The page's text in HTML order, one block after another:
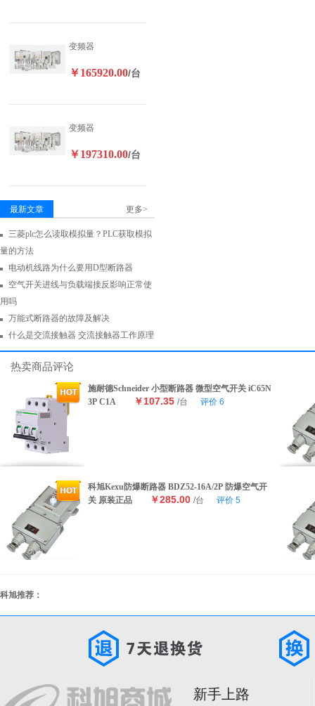
变频器
￥165920.00/台
变频器
￥197310.00/台
最新文章 更多>
三菱plc怎么读取模拟量？PLC获取模拟
量的方法
电动机线路为什么要用D型断路器
空气开关进线与负载端接反影响正常使
用吗
万能式断路器的故障及解决
什么是交流接触器 交流接触器工作原理
热卖商品评论
施耐德Schneider 小型断路器 微型空气开关 iC65N
3P C1A
￥107.35 /台 评价 6
科旭Kexu防爆断路器 BDZ52-16A/2P 防爆空气开
关 原装正品
￥285.00 /台 评价 5
科旭推荐：
新手上路